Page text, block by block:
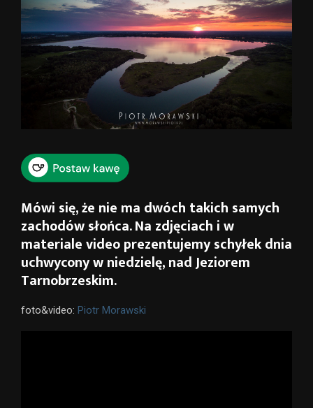
Mówi się, że nie ma dwóch takich samych
zachodów słońca. Na zdjęciach i w
materiale video prezentujemy schyłek dnia
uchwycony w niedzielę, nad Jeziorem
Tarnobrzeskim.
foto&video: Piotr Morawski